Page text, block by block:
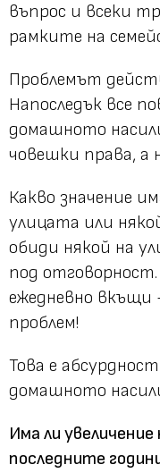
въпрос и всеки
рамките на
Проблемът
Напоследък все
домашното
човешки права, а
Какво значение
улицата или
обиди някой на
под
ежедневно вкъщи
проблем!
Това е
домашното
Има ли
последните